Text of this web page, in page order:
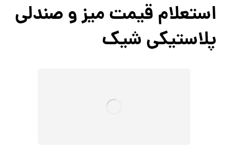
استعلام قیمت میز و صندلی
پلاستیکی شیک